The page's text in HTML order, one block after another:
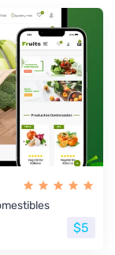
$5